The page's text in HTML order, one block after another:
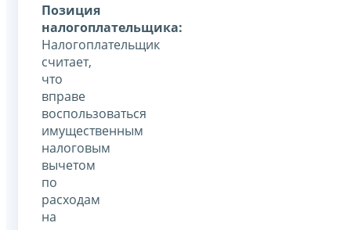
Позиция
налогоплательщика:
Налогоплательщик
считает,
что
вправе
воспользоваться
имущественным
налоговым
вычетом
по
расходам
на